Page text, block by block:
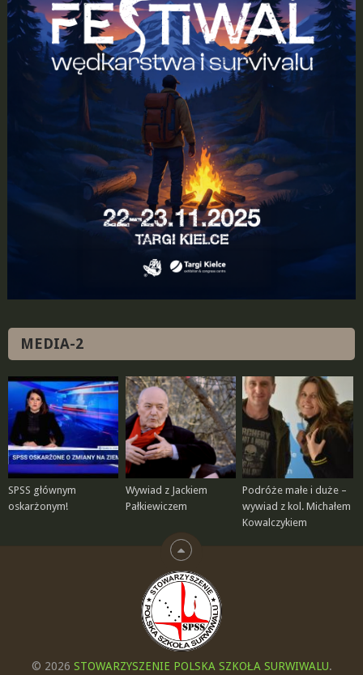
MEDIA-2
SPSS głównym
oskarżonym!
Wywiad z Jackiem
Pałkiewiczem
Podróże małe i duże –
wywiad z kol. Michałem
Kowalczykiem
© 2026 STOWARZYSZENIE POLSKA SZKOŁA SURWIWALU.